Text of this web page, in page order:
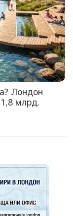
Лондон
млрд.